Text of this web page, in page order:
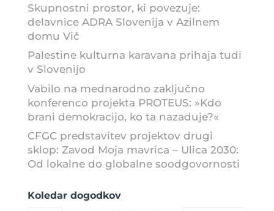
Skupnostni prostor, ki povezuje:
delavnice ADRA Slovenija v Azilnem
domu Vič
Palestine kulturna karavana prihaja tudi
v Slovenijo
Vabilo na mednarodno zaključno
konferenco projekta PROTEUS: »Kdo
brani demokracijo, ko ta nazaduje?«
CFGC predstavitev projektov drugi
sklop: Zavod Moja mavrica – Ulica 2030:
Od lokalne do globalne soodgovornosti
Koledar dogodkov